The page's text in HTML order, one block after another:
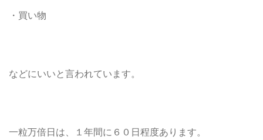
・買い物
などにいいと言われています。
一粒万倍日は、１年間に６０日程度あります。